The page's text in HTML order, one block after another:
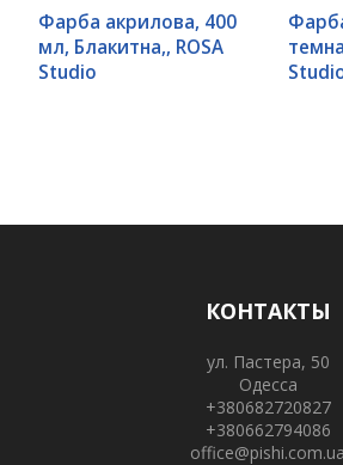
Фарба акрилова, 400
мл, Блакитна,, ROSA
Studio
КОНТАКТЫ
ул. Пастера, 50
Одесса
+380682720827
+380662794086
office@pishi.com.ua